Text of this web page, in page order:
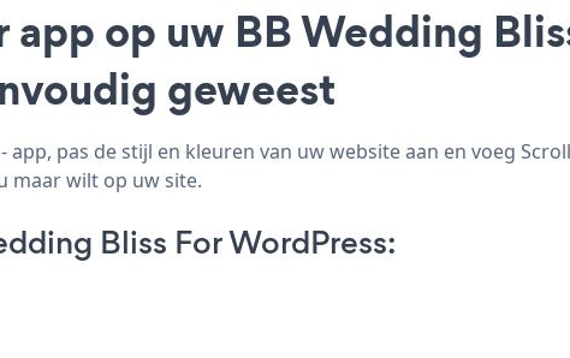
op uw BB Wedding
geweest
pas de stijl en kleuren van uw website aan en voeg
maar wilt op uw site.
Bliss For WordPress: